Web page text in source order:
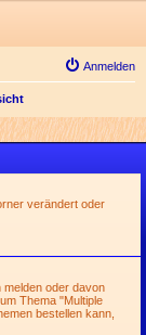
Anmelden
verändert oder
melden oder davon
Thema "Multiple
bestellen kann,